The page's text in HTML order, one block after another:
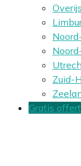
Zuid-
Gratis